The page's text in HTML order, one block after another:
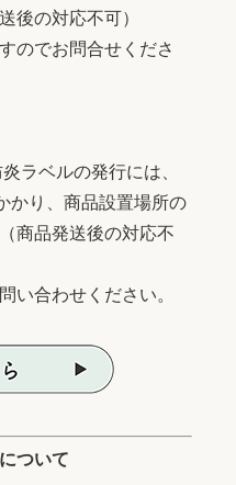
後の対応不可）
のでお問合せくださ
ラベルの発行には、
かり、商品設置場所の
商品発送後の対応不
い合わせください。
ついて